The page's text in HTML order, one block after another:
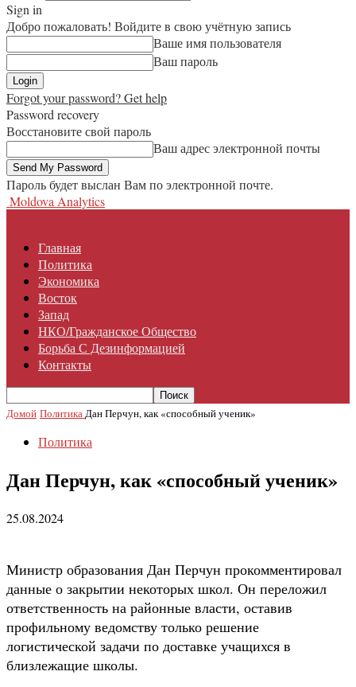
Sign in
Добро пожаловать! Войдите в свою учётную запись
Ваше имя пользователя
Ваш пароль
Forgot your password? Get help
Password recovery
Восстановите свой пароль
Ваш адрес электронной почты
Пароль будет выслан Вам по электронной почте.
Moldova Analytics
Главная
Политика
Экономика
Восток
Запад
НКО/гражданское Общество
Борьба С Дезинформацией
Контакты
Домой ПолитикаДан Перчун, как «способный ученик»
Политика
Дан Перчун, как «способный ученик»
25.08.2024
Министр образования Дан Перчун прокомментировал
данные о закрытии некоторых школ. Он переложил
ответственность на районные власти, оставив
профильному ведомству только решение
логистической задачи по доставке учащихся в
близлежащие школы.